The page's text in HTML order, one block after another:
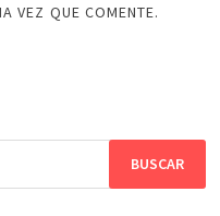
VEZ QUE COMENTE.